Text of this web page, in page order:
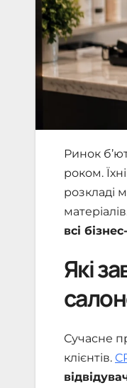
Ринок
роком.
розкладі
всі
Які
Сучасне
клієнтів.